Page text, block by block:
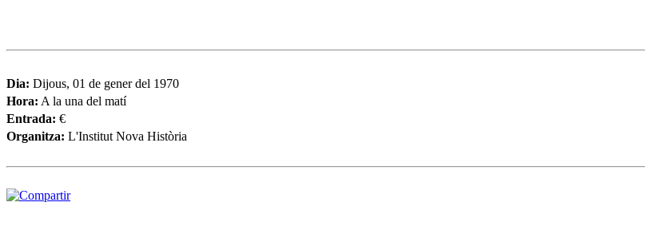
Dia: Dijous, 01 de gener del 1970
Hora: A la una del matí
Entrada: €
Organitza: L'Institut Nova Història